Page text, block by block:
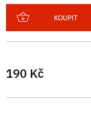
KOUPIT
190 Kč